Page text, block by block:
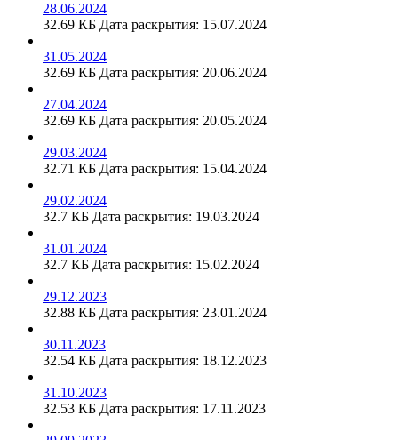
28.06.2024
32.69 КБ Дата раскрытия: 15.07.2024
31.05.2024
32.69 КБ Дата раскрытия: 20.06.2024
27.04.2024
32.69 КБ Дата раскрытия: 20.05.2024
29.03.2024
32.71 КБ Дата раскрытия: 15.04.2024
29.02.2024
32.7 КБ Дата раскрытия: 19.03.2024
31.01.2024
32.7 КБ Дата раскрытия: 15.02.2024
29.12.2023
32.88 КБ Дата раскрытия: 23.01.2024
30.11.2023
32.54 КБ Дата раскрытия: 18.12.2023
31.10.2023
32.53 КБ Дата раскрытия: 17.11.2023